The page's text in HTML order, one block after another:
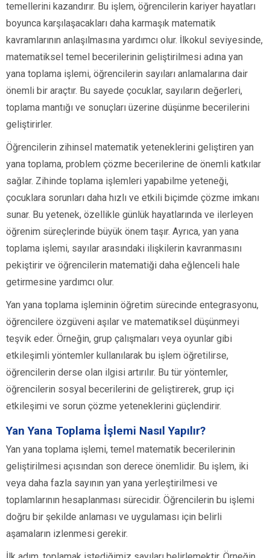
temellerini kazandırır. Bu işlem, öğrencilerin kariyer hayatları
boyunca karşılaşacakları daha karmaşık matematik
kavramlarının anlaşılmasına yardımcı olur. İlkokul seviyesinde,
matematiksel temel becerilerinin geliştirilmesi adına yan
yana toplama işlemi, öğrencilerin sayıları anlamalarına dair
önemli bir araçtır. Bu sayede çocuklar, sayıların değerleri,
toplama mantığı ve sonuçları üzerine düşünme becerilerini
geliştirirler.
Öğrencilerin zihinsel matematik yeteneklerini geliştiren yan
yana toplama, problem çözme becerilerine de önemli katkılar
sağlar. Zihinde toplama işlemleri yapabilme yeteneği,
çocuklara sorunları daha hızlı ve etkili biçimde çözme imkanı
sunar. Bu yetenek, özellikle günlük hayatlarında ve ilerleyen
öğrenim süreçlerinde büyük önem taşır. Ayrıca, yan yana
toplama işlemi, sayılar arasındaki ilişkilerin kavranmasını
pekiştirir ve öğrencilerin matematiği daha eğlenceli hale
getirmesine yardımcı olur.
Yan yana toplama işleminin öğretim sürecinde entegrasyonu,
öğrencilere özgüveni aşılar ve matematiksel düşünmeyi
teşvik eder. Örneğin, grup çalışmaları veya oyunlar gibi
etkileşimli yöntemler kullanılarak bu işlem öğretilirse,
öğrencilerin derse olan ilgisi artırılır. Bu tür yöntemler,
öğrencilerin sosyal becerilerini de geliştirerek, grup içi
etkileşimi ve sorun çözme yeteneklerini güçlendirir.
Yan Yana Toplama İşlemi Nasıl Yapılır?
Yan yana toplama işlemi, temel matematik becerilerinin
geliştirilmesi açısından son derece önemlidir. Bu işlem, iki
veya daha fazla sayının yan yana yerleştirilmesi ve
toplamlarının hesaplanması sürecidir. Öğrencilerin bu işlemi
doğru bir şekilde anlaması ve uygulaması için belirli
aşamaların izlenmesi gerekir.